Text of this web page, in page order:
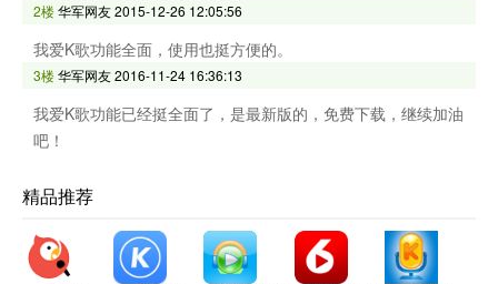
2楼华军网友2015-12-26 12:05:56
我爱K歌功能全面，使用也挺方便的。
3楼华军网友2016-11-24 16:36:13
我爱K歌功能已经挺全面了，是最新版的，免费下载，继续加油
吧！
精品推荐